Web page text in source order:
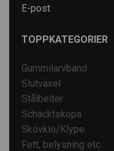
E-post
TOPPKATEGORIER
Gummilarvband
Slutväxel
Stålbelter
Schacktskopa
Skovklo/Klype
Fett, belysning etc.